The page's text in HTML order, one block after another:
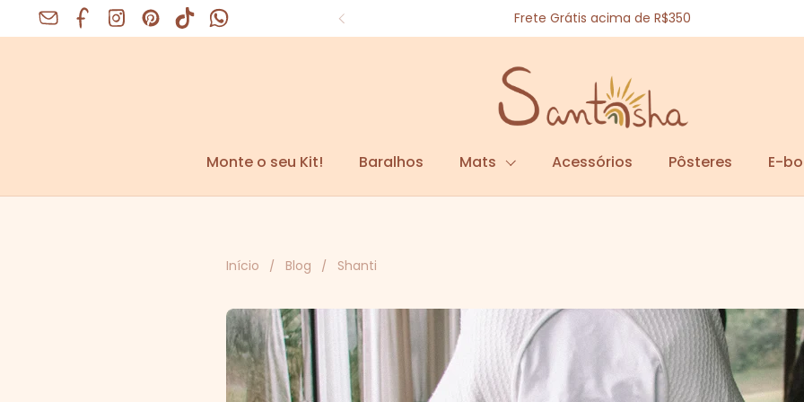
Ir para o conteúdo
FacebookInstagram
Pinterest Frete Grátis acima de R$350
Monte o seu Kit! Baralhos Mats Acessórios Pôsteres E-
Início / Blog / Shanti